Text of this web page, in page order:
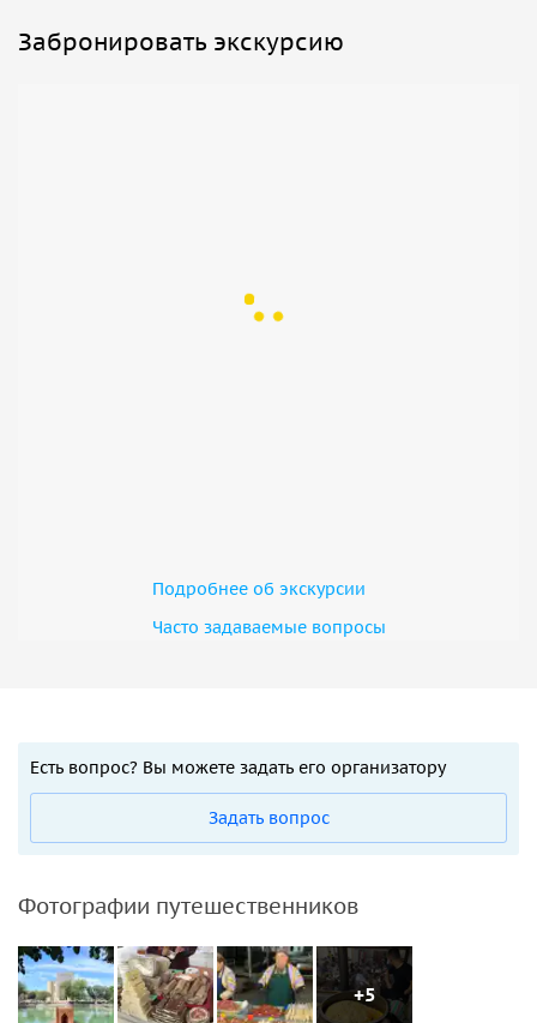
Забронировать экскурсию
Подробнее об экскурсии
Часто задаваемые вопросы
Есть вопрос? Вы можете задать его организатору
Задать вопрос
Фотографии путешественников
+5